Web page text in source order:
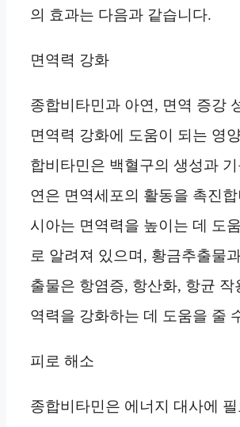
의 효과는 다음과 같습니다.
면역력 강화
종합비타민과 아연, 면역 증강
면역력 강화에 도움이 되는 영
합비타민은 백혈구의 생성과
연은 면역세포의 활동을 촉진합
시아는 면역력을 높이는 데 도
로 알려져 있으며, 황금추출물
출물은 항염증, 항산화, 항균 작
역력을 강화하는 데 도움을 줄
피로 해소
종합비타민은 에너지 대사에